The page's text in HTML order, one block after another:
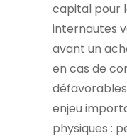
capital pour
internautes
avant un
en cas de
enjeu
physiques :